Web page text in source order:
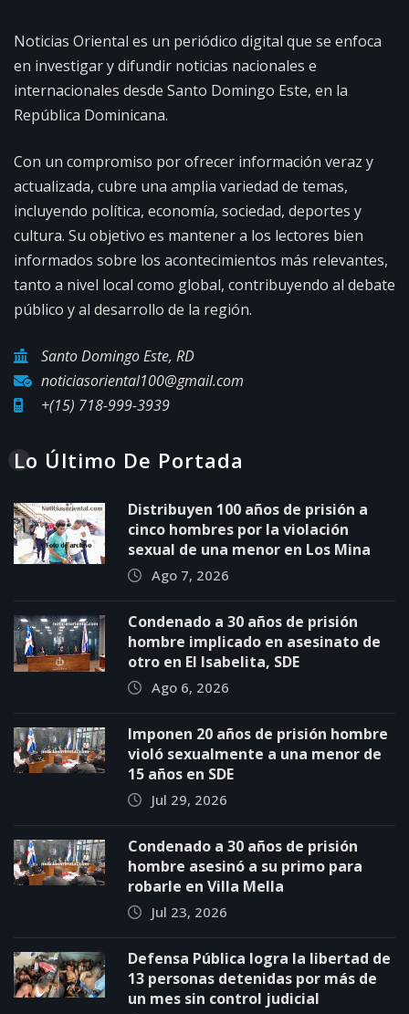
Noticias Oriental es un periódico digital que se enfoca
en investigar y difundir noticias nacionales e
internacionales desde Santo Domingo Este, en la
República Dominicana.
Con un compromiso por ofrecer información veraz y
actualizada, cubre una amplia variedad de temas,
incluyendo política, economía, sociedad, deportes y
cultura. Su objetivo es mantener a los lectores bien
informados sobre los acontecimientos más relevantes,
tanto a nivel local como global, contribuyendo al debate
público y al desarrollo de la región.
Santo Domingo Este, RD
noticiasoriental100@gmail.com
+(15) 718-999-3939
Lo Último De Portada
Distribuyen 100 años de prisión a
cinco hombres por la violación
sexual de una menor en Los Mina
Ago 7, 2026
Condenado a 30 años de prisión
hombre implicado en asesinato de
otro en El Isabelita, SDE
Ago 6, 2026
Imponen 20 años de prisión hombre
violó sexualmente a una menor de
15 años en SDE
Jul 29, 2026
Condenado a 30 años de prisión
hombre asesinó a su primo para
robarle en Villa Mella
Jul 23, 2026
Defensa Pública logra la libertad de
13 personas detenidas por más de
un mes sin control judicial